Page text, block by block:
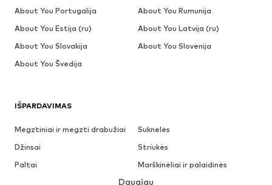
IŠPARDAVIMAS
Megztiniai ir megzti drabužiai
Suknelės
Džinsai
Striukės
Paltai
Marškinėliai ir palaidinės
Apatiniai
Daugiau
About You Portugalija
About You Rumunija
About You Estija (ru)
About You Latvija (ru)
About You Slovakija
About You Slovėnija
About You Švedija